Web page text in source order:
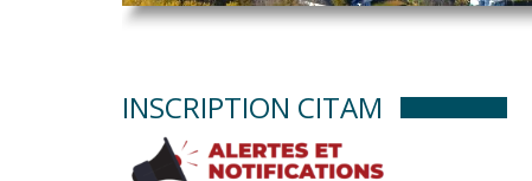
INSCRIPTION CITAM